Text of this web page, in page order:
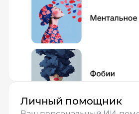
Личный помощник